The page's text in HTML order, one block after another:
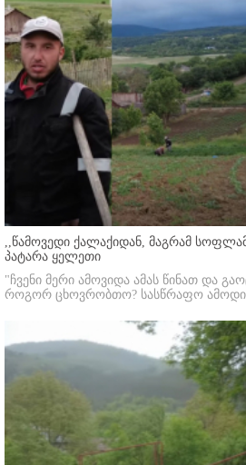
,,წამოვედი ქალაქიდან, მაგრამ
პატარა ყელეთი
"ჩვენი მერი ამოვიდა ამას წინათ და
როგორ ცხოვრობთო? სასწრაფო